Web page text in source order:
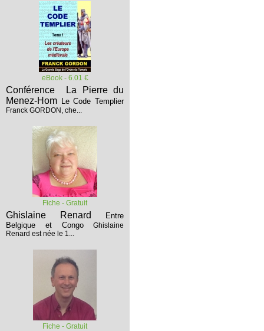
eBook - 6.01 €
Conférence La Pierre du
Menez-Hom Le Code Templier
Franck GORDON, che...
Fiche - Gratuit
Ghislaine Renard
Entre
Belgique et Congo
Ghislaine
Renard est née le 1...
Fiche - Gratuit